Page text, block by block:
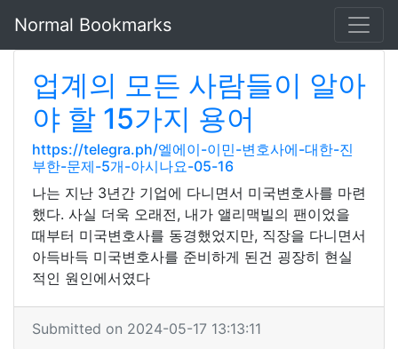
Normal Bookmarks
업계의 모든 사람들이 알아
야 할 15가지 용어
https://telegra.ph/엘에이-이민-변호사에-대한-진
부한-문제-5개-아시나요-05-16
나는 지난 3년간 기업에 다니면서 미국변호사를 마련
했다. 사실 더욱 오래전, 내가 앨리맥빌의 팬이었을
때부터 미국변호사를 동경했었지만, 직장을 다니면서
아득바득 미국변호사를 준비하게 된건 굉장히 현실
적인 원인에서였다
Submitted on 2024-05-17 13:13:11